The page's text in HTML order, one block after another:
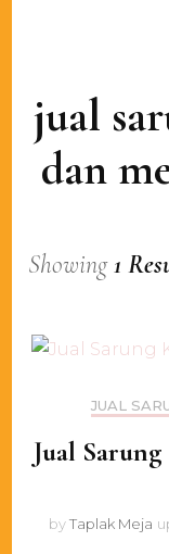
jual
dan
Showing1
JUAL
Jual
byTaplak Meja